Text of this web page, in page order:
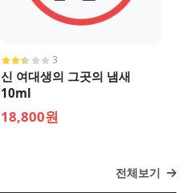
3
신 여대생의 그곳의 냄새
10ml
18,800원
전체보기